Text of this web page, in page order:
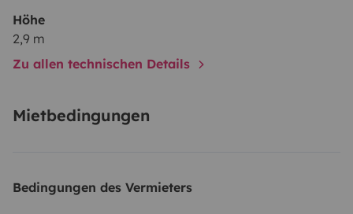
Höhe
2,9 m
Zu allen technischen Details
Mietbedingungen
Bedingungen des Vermieters